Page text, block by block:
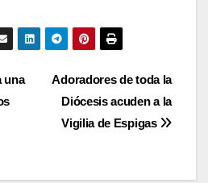
Adoradores de toda la
Diócesis acuden a la
Vigilia de Espigas
una